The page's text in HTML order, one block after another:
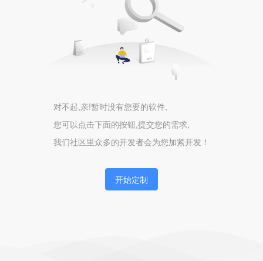
对不起,亲!暂时没有您要的软件,
您可以点击下面的按钮,提交您的需求,
我们社区里众多的开发者会为您加紧开发！
开始定制